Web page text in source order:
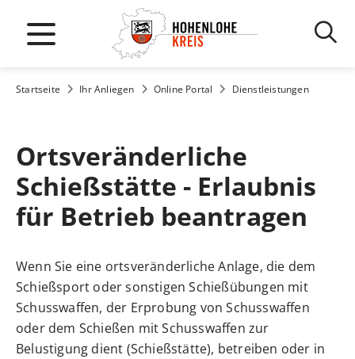
Startseite Ihr Anliegen Online Portal Dienstleistungen
Ortsveränderliche
Schießstätte - Erlaubnis
für Betrieb beantragen
Wenn Sie eine ortsveränderliche Anlage, die dem
Schießsport oder sonstigen Schießübungen mit
Schusswaffen, der Erprobung von Schusswaffen
oder dem Schießen mit Schusswaffen zur
Belustigung dient (Schießstätte), betreiben oder in